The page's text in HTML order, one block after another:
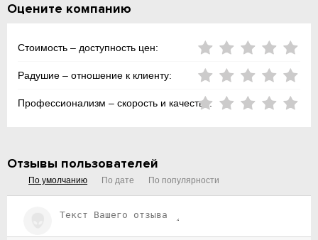
Оцените компанию
Стоимость – доступность цен:
Радушие – отношение к клиенту:
Профессионализм – скорость и качество:
Отзывы пользователей
По умолчанию По дате По популярности